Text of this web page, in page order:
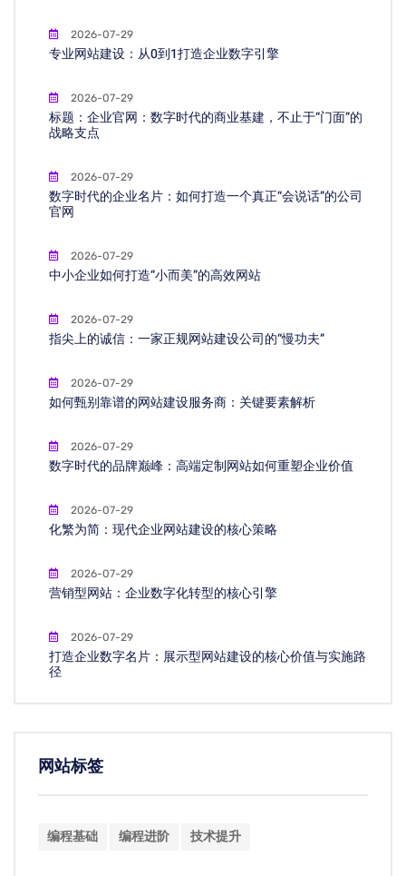
2026-07-29
专业网站建设：从0到1打造企业数字引擎
2026-07-29
标题：企业官网：数字时代的商业基建，不止于“门面”的
战略支点
2026-07-29
数字时代的企业名片：如何打造一个真正“会说话”的公司
官网
2026-07-29
中小企业如何打造“小而美”的高效网站
2026-07-29
指尖上的诚信：一家正规网站建设公司的“慢功夫”
2026-07-29
如何甄别靠谱的网站建设服务商：关键要素解析
2026-07-29
数字时代的品牌巅峰：高端定制网站如何重塑企业价值
2026-07-29
化繁为简：现代企业网站建设的核心策略
2026-07-29
营销型网站：企业数字化转型的核心引擎
2026-07-29
打造企业数字名片：展示型网站建设的核心价值与实施路
径
网站标签
编程基础 编程进阶 技术提升